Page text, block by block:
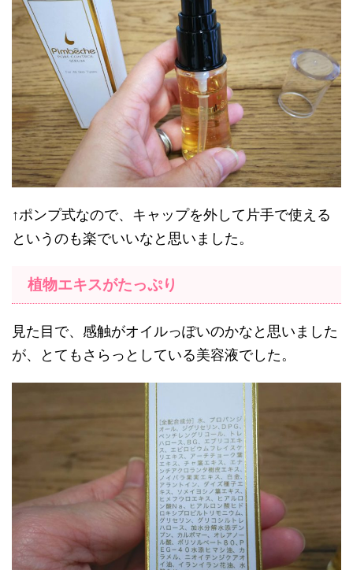
↑ポンプ式なので、キャップを外して片手で使える
というのも楽でいいなと思いました。
植物エキスがたっぷり
見た目で、感触がオイルっぽいのかなと思いました
が、とてもさらっとしている美容液でした。